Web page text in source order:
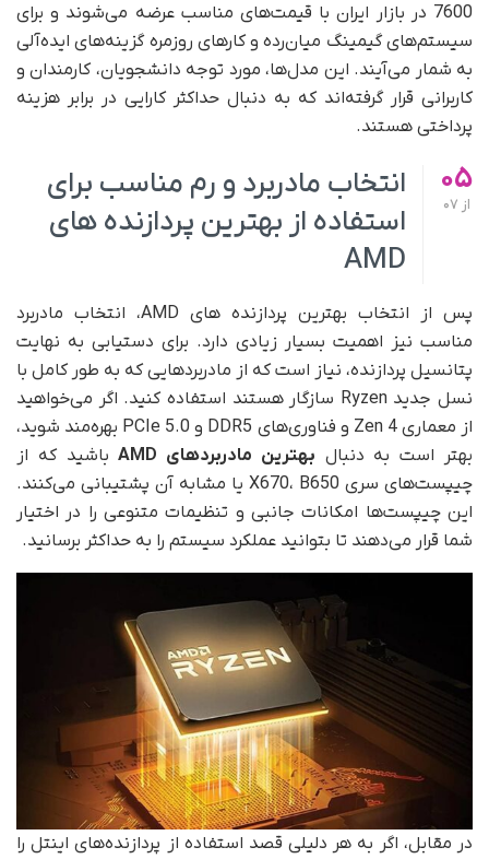
7600 در بازار ایران با قیمت‌های مناسب عرضه می‌شوند و برای
سیستم‌های گیمینگ میان‌رده و کارهای روزمره گزینه‌های ایده‌آلی
به شمار می‌آیند. این مدل‌ها، مورد توجه دانشجویان، کارمندان و
کاربرانی قرار گرفته‌اند که به دنبال حداکثر کارایی در برابر هزینه
پرداختی هستند.
05
از
انتخاب مادربرد و رم مناسب برای
استفاده از بهترین پردازنده های
AMD
پس از انتخاب بهترین پردازنده های AMD، انتخاب مادربرد
مناسب نیز اهمیت بسیار زیادی دارد. برای دستیابی به نهایت
پتانسیل پردازنده، نیاز است که از مادربردهایی که به طور کامل با
نسل جدید Ryzen سازگار هستند استفاده کنید. اگر می‌خواهید
از معماری Zen 4 و فناوری‌های DDR5 و PCIe 5.0 بهره‌مند شوید،
بهتر است به دنبال بهترین مادربردهای AMDباشید که از
چیپست‌های سری X670، B650 یا مشابه آن پشتیبانی می‌کنند.
این چیپست‌ها امکانات جانبی و تنظیمات متنوعی را در اختیار
شما قرار می‌دهند تا بتوانید عملکرد سیستم را به حداکثر برسانید.
در مقابل، اگر به هر دلیلی قصد استفاده از پردازنده‌های اینتل را